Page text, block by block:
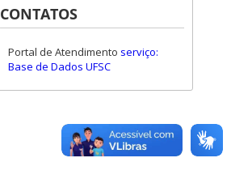
CONTATOS
Portal de Atendimento serviço:
Base de Dados UFSC